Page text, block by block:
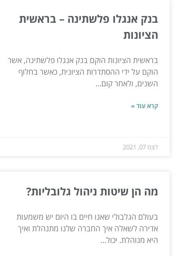
בנק אנגלו פלשתינה – בראשית
הציונות
בראשית הציונות הוקם בנק אנגלו פלשתינה, אשר
הוקם על ידי ההסתדרות הציונית, כאשר בחלוף
השנים, ולאחר קום...
קרא עוד »
דצמ 07, 2021
מה הן שיטות ניהול גלובליות?
בעולם הגלבולי שאנו חיים בו היום יש משמעות
אדירה לשאלה איך החברה שלנו מתנהלת ואיך
היא מנוהלת. יכול...